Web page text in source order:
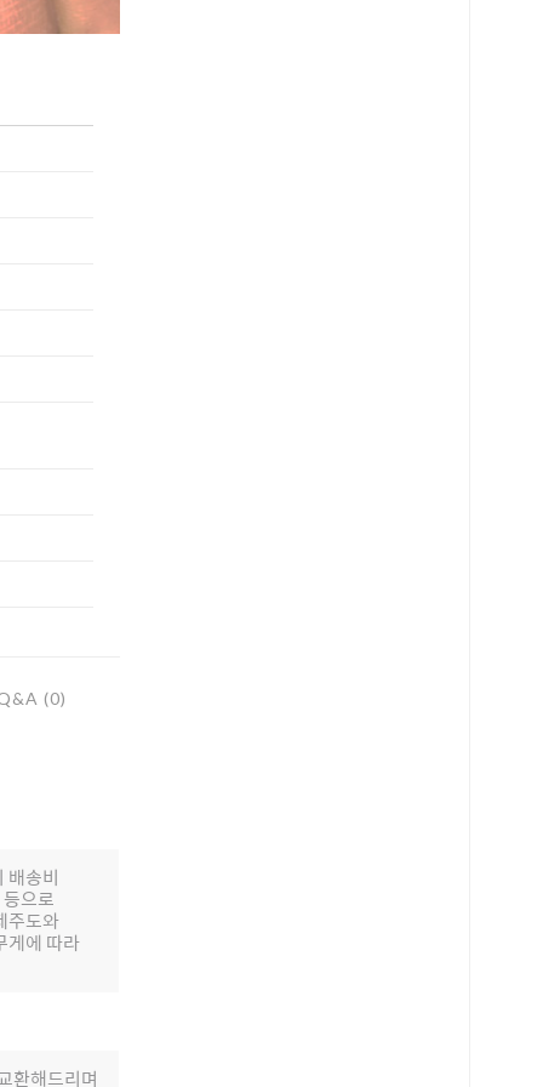
(0)
배송비
으로
주도와
게에 따라
환해드리며